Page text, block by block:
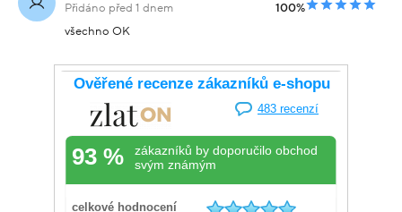
Přidáno před 1 dnem
100%
všechno OK